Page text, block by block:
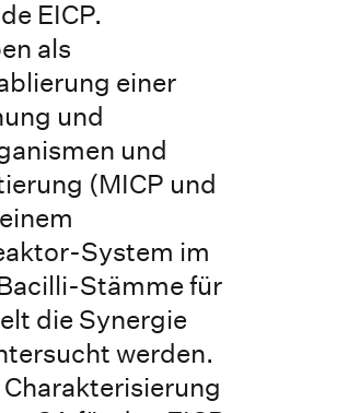
EICP.
als
einer
und
und
(MICP und
System im
Stämme für
die Synergie
werden.